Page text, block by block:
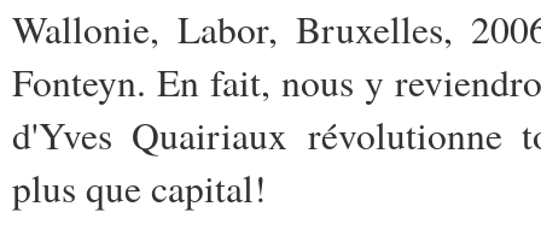
Wallonie, Labor, Bruxelles,
Fonteyn. En fait, nous y
d'Yves Quairiaux révolutionne
plus que capital!